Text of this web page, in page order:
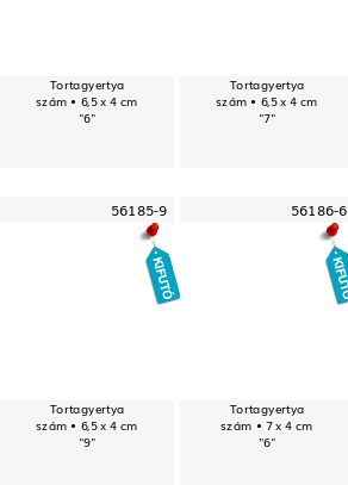
Tortagyertya
szám • 6,5 x 4 cm
"6"
Tortagyertya
szám • 6,5 x 4 cm
"7"
56185-9
Tortagyertya
szám • 6,5 x 4 cm
"9"
56186-6
Tortagyertya
szám • 7 x 4 cm
"6"